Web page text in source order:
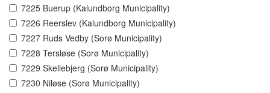
7225 Buerup (Kalundborg Municipality)
7226 Reerslev (Kalundborg Municipality)
7227 Ruds Vedby (Sorø Municipality)
7228 Tersløse (Sorø Municipality)
7229 Skellebjerg (Sorø Municipality)
7230 Niløse (Sorø Municipality)